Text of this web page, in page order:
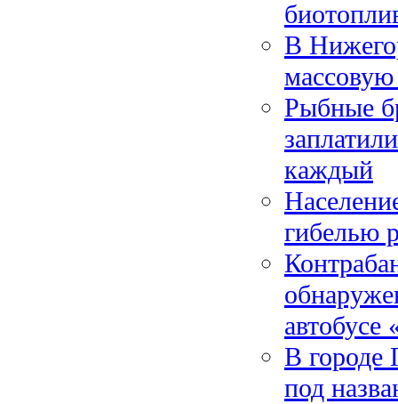
В
Рыбные
каждый
гибелью
В городе
под